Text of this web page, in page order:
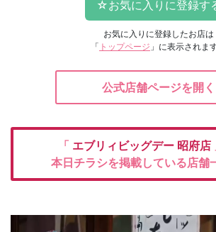
お気に入りに登録したお店は
「 トップページ 」に表示されます
公式店舗ページを開く
「 エブリィビッグデー 昭府店
本日チラシを掲載している店舗